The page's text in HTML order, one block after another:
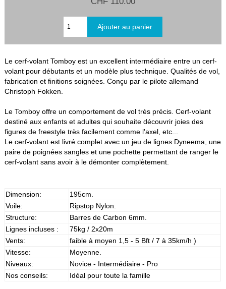
Le cerf-volant Tomboy est un excellent intermédiaire entre un cerf-
volant pour débutants et un modèle plus technique. Qualités de vol,
fabrication et finitions soignées. Conçu par le pilote allemand
Christoph Fokken.
Le Tomboy offre un comportement de vol très précis. Cerf-volant
destiné aux enfants et adultes qui souhaite découvrir joies des
figures de freestyle très facilement comme l'axel, etc...
Le cerf-volant est livré complet avec un jeu de lignes Dyneema, une
paire de poignées sangles et une pochette permettant de ranger le
cerf-volant sans avoir à le démonter complètement.
Dimension:
195cm.
Voile:
Ripstop Nylon.
Structure:
Barres de Carbon 6mm.
Lignes incluses :
75kg / 2x20m
Vents:
faible à moyen 1,5 - 5 Bft / 7 à 35km/h )
Vitesse:
Moyenne.
Niveaux:
Novice - Intermédiaire - Pro
Nos conseils:
Idéal pour toute la famille